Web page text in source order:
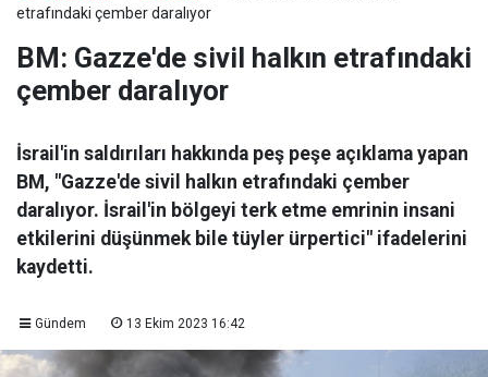
etrafındaki çember daralıyor
BM: Gazze'de sivil halkın etrafındaki
çember daralıyor
İsrail'in saldırıları hakkında peş peşe açıklama yapan
BM, "Gazze'de sivil halkın etrafındaki çember
daralıyor. İsrail'in bölgeyi terk etme emrinin insani
etkilerini düşünmek bile tüyler ürpertici" ifadelerini
kaydetti.
Gündem 13 Ekim 2023 16:42